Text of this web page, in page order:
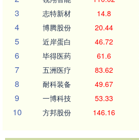
3 志特新材 14.8
4 博腾股份 20.44
5 近岸蛋白 46.72
6 毕得医药 61.6
7 五洲医疗 83.62
8 耐科装备 49.67
9 一博科技 53.33
10 方邦股份 146.16